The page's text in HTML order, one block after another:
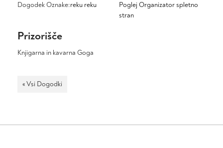
Dogodek Oznake:reku reku
Prizorišče
Knjigarna in kavarna Goga
Poglej Organizator spletno
stran
« Vsi Dogodki